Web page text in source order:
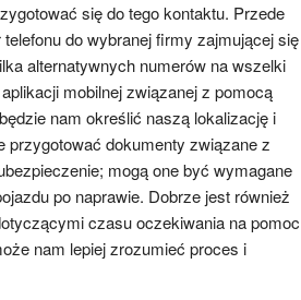
się do tego kontaktu. Przede
do wybranej firmy zajmującej się
alternatywnych numerów na wszelki
mobilnej związanej z pomocą
nam określić naszą lokalizację i
przygotować dokumenty związane z
mogą one być wymagane
po naprawie. Dobrze jest również
czasu oczekiwania na pomoc
nam lepiej zrozumieć proces i